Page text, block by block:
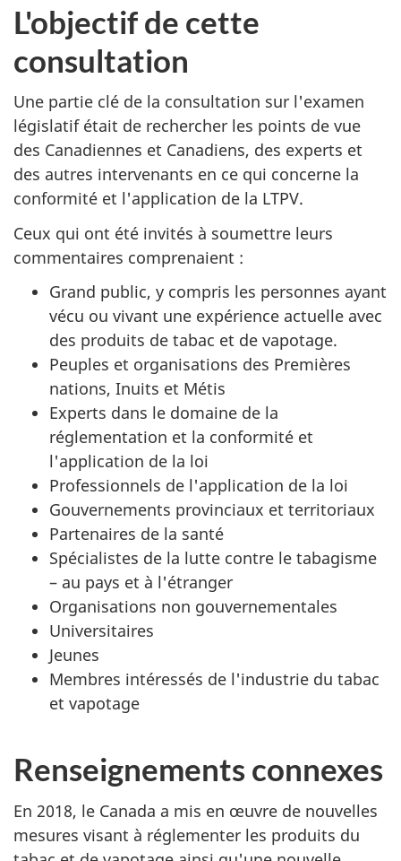
L'objectif de cette
consultation
Une partie clé de la consultation sur l'examen
législatif était de rechercher les points de vue
des Canadiennes et Canadiens, des experts et
des autres intervenants en ce qui concerne la
conformité et l'application de la LTPV.
Ceux qui ont été invités à soumettre leurs
commentaires comprenaient :
Grand public, y compris les personnes ayant
vécu ou vivant une expérience actuelle avec
des produits de tabac et de vapotage.
Peuples et organisations des Premières
nations, Inuits et Métis
Experts dans le domaine de la
réglementation et la conformité et
l'application de la loi
Professionnels de l'application de la loi
Gouvernements provinciaux et territoriaux
Partenaires de la santé
Spécialistes de la lutte contre le tabagisme
– au pays et à l'étranger
Organisations non gouvernementales
Universitaires
Jeunes
Membres intéressés de l'industrie du tabac
et vapotage
Renseignements connexes
En 2018, le Canada a mis en œuvre de nouvelles
mesures visant à réglementer les produits du